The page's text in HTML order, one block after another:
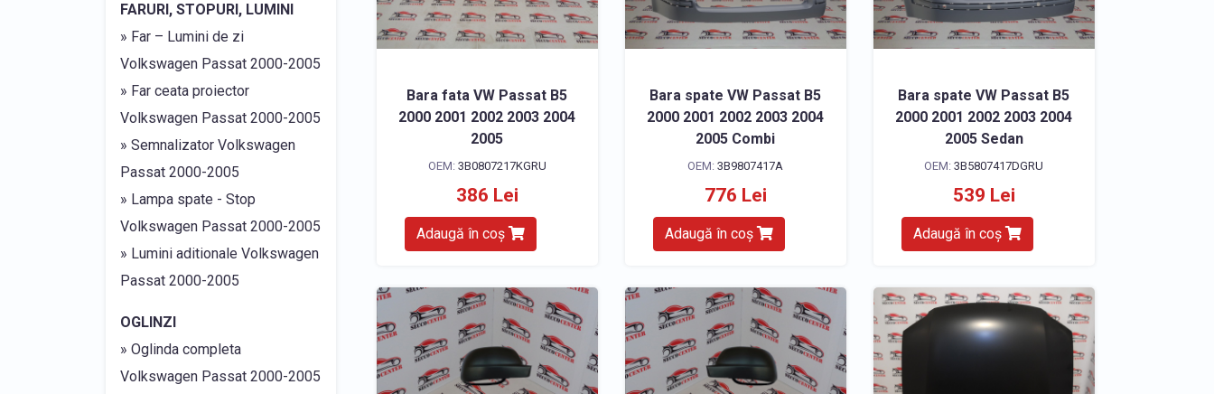
FARURI, STOPURI, LUMINI
» Far – Lumini de zi
Volkswagen Passat 2000-2005
» Far ceata proiector
Volkswagen Passat 2000-2005
» Semnalizator Volkswagen
Passat 2000-2005
» Lampa spate - Stop
Volkswagen Passat 2000-2005
» Lumini aditionale Volkswagen
Passat 2000-2005
OGLINZI
» Oglinda completa
Volkswagen Passat 2000-2005
Bara fata VW Passat B5
2000 2001 2002 2003 2004
2005
OEM: 3B0807217KGRU
386 Lei
Adaugă în coș
Bara spate VW Passat B5
2000 2001 2002 2003 2004
2005 Combi
OEM:3B9807417A
776 Lei
Adaugă în coș
Bara spate VW Passat B5
2000 2001 2002 2003 2004
2005 Sedan
OEM:3B5807417DGRU
539 Lei
Adaugă în coș